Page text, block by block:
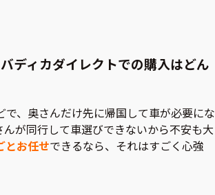
ディカダイレクトでの購入はどん
、奥さんだけ先に帰国して車が必要にな
が同行して車選びできないから不安も大
とお任せできるなら、それはすごく心強